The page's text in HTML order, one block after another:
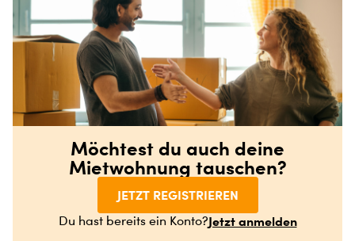
Möchtest du auch deine
Mietwohnung tauschen?
JETZT REGISTRIEREN
Du hast bereits ein Konto?Jetzt anmelden